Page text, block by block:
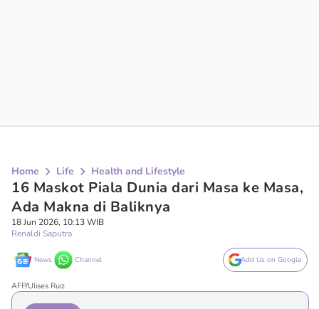
Home Life Health and Lifestyle
16 Maskot Piala Dunia dari Masa ke Masa,
Ada Makna di Baliknya
18 Jun 2026, 10:13 WIB
Renaldi Saputra
News Channel Add Us on Google
AFP/Ulises Ruiz